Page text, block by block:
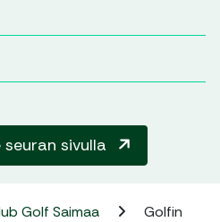
sivulla
Golf Saimaa
Golfin